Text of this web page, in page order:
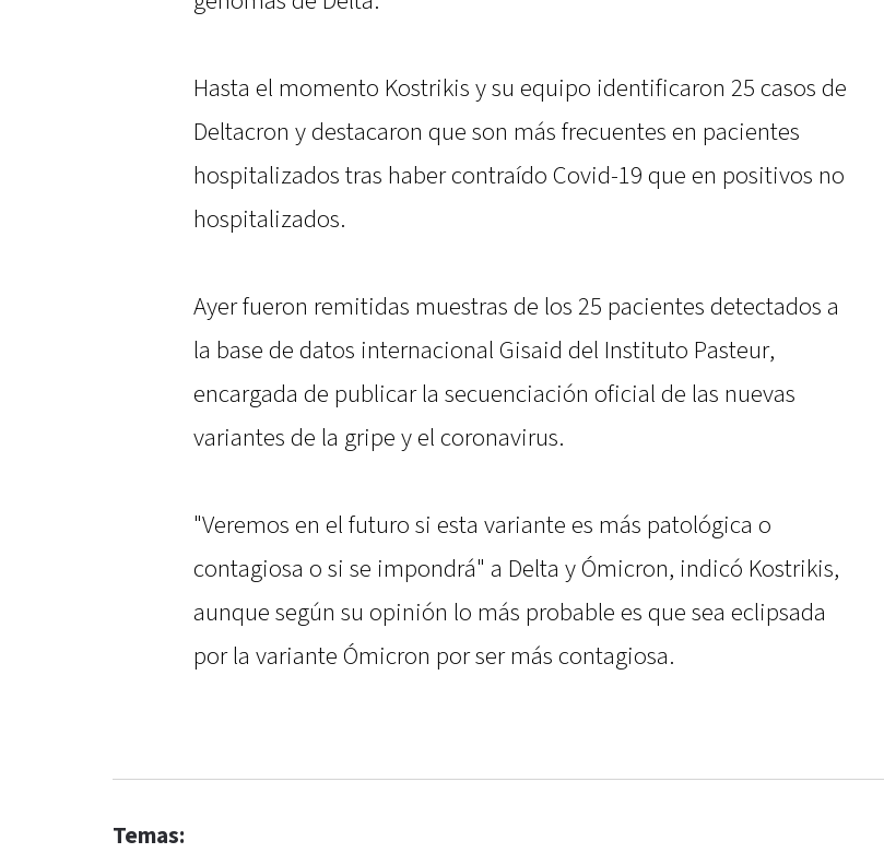
Hasta el momento Kostrikis y su equipo identificaron 25 casos de
Deltacron y destacaron que son más frecuentes en pacientes
hospitalizados tras haber contraído Covid-19 que en positivos no
hospitalizados.
Ayer fueron remitidas muestras de los 25 pacientes detectados a
la base de datos internacional Gisaid del Instituto Pasteur,
encargada de publicar la secuenciación oficial de las nuevas
variantes de la gripe y el coronavirus.
"Veremos en el futuro si esta variante es más patológica o
contagiosa o si se impondrá" a Delta y Ómicron, indicó Kostrikis,
aunque según su opinión lo más probable es que sea eclipsada
por la variante Ómicron por ser más contagiosa.
Temas: